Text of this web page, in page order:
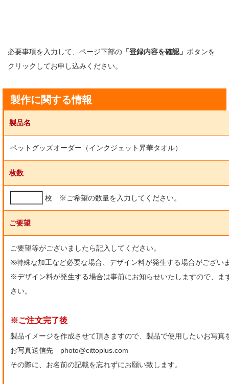
必要事項を入力して、ページ下部の 「登録内容を確認」 ボタンを
クリックしてお申し込みください。
製作に関する情報
製品名
ペットグッズオーダー（インクジェット昇華タオル）
枚数
枚 ※ご希望の数量を入力してください。
ご要望
ご要望等がございましたら記入してください。
※特殊な加工など必要な場合、デザイン料が発生する場合がござい
※デザイン料が発生する場合は事前にお知らせいたしますので、ま
さい。
※ご注文完了後
製品イメージを作成させて頂きますので、製品で使用したいお写真
お写真送信先 photo@cittoplus.com
その際に、お名前の記載を忘れずにお願い致します。